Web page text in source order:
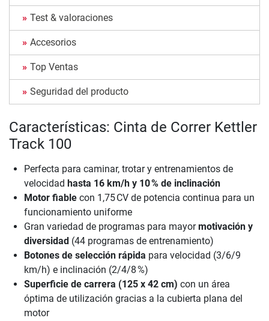
Test & valoraciones
Accesorios
Top Ventas
Seguridad del producto
Características: Cinta de Correr Kettler
Track 100
Perfecta para caminar, trotar y entrenamientos de
velocidad hasta 16 km/h y 10 % de inclinación
Motor fiable con 1,75 CV de potencia continua para un
funcionamiento uniforme
Gran variedad de programas para mayormotivación y
diversidad (44 programas de entrenamiento)
Botones de selección rápida para velocidad (3/6/9
km/h) e inclinación (2/4/8 %)
Superficie de carrera (125 x 42 cm) con un área
óptima de utilización gracias a la cubierta plana del
motor